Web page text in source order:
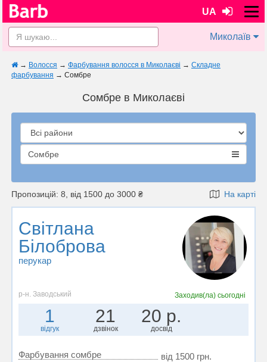
UA
Миколаїв
→ Волосся → Фарбування волосся в Миколаєві → Складне
фарбування → Сомбре
Сомбре в Миколаєві
Сомбре
Пропозицій: 8, від 1500 до 3000 ₴ На карті
Світлана
Білоброва
перукар
р-н. Заводський Заходив(ла)сьогодні
1
відгук
21
дзвінок
20 р.
досвід
Фарбування сомбре від 1500 грн.